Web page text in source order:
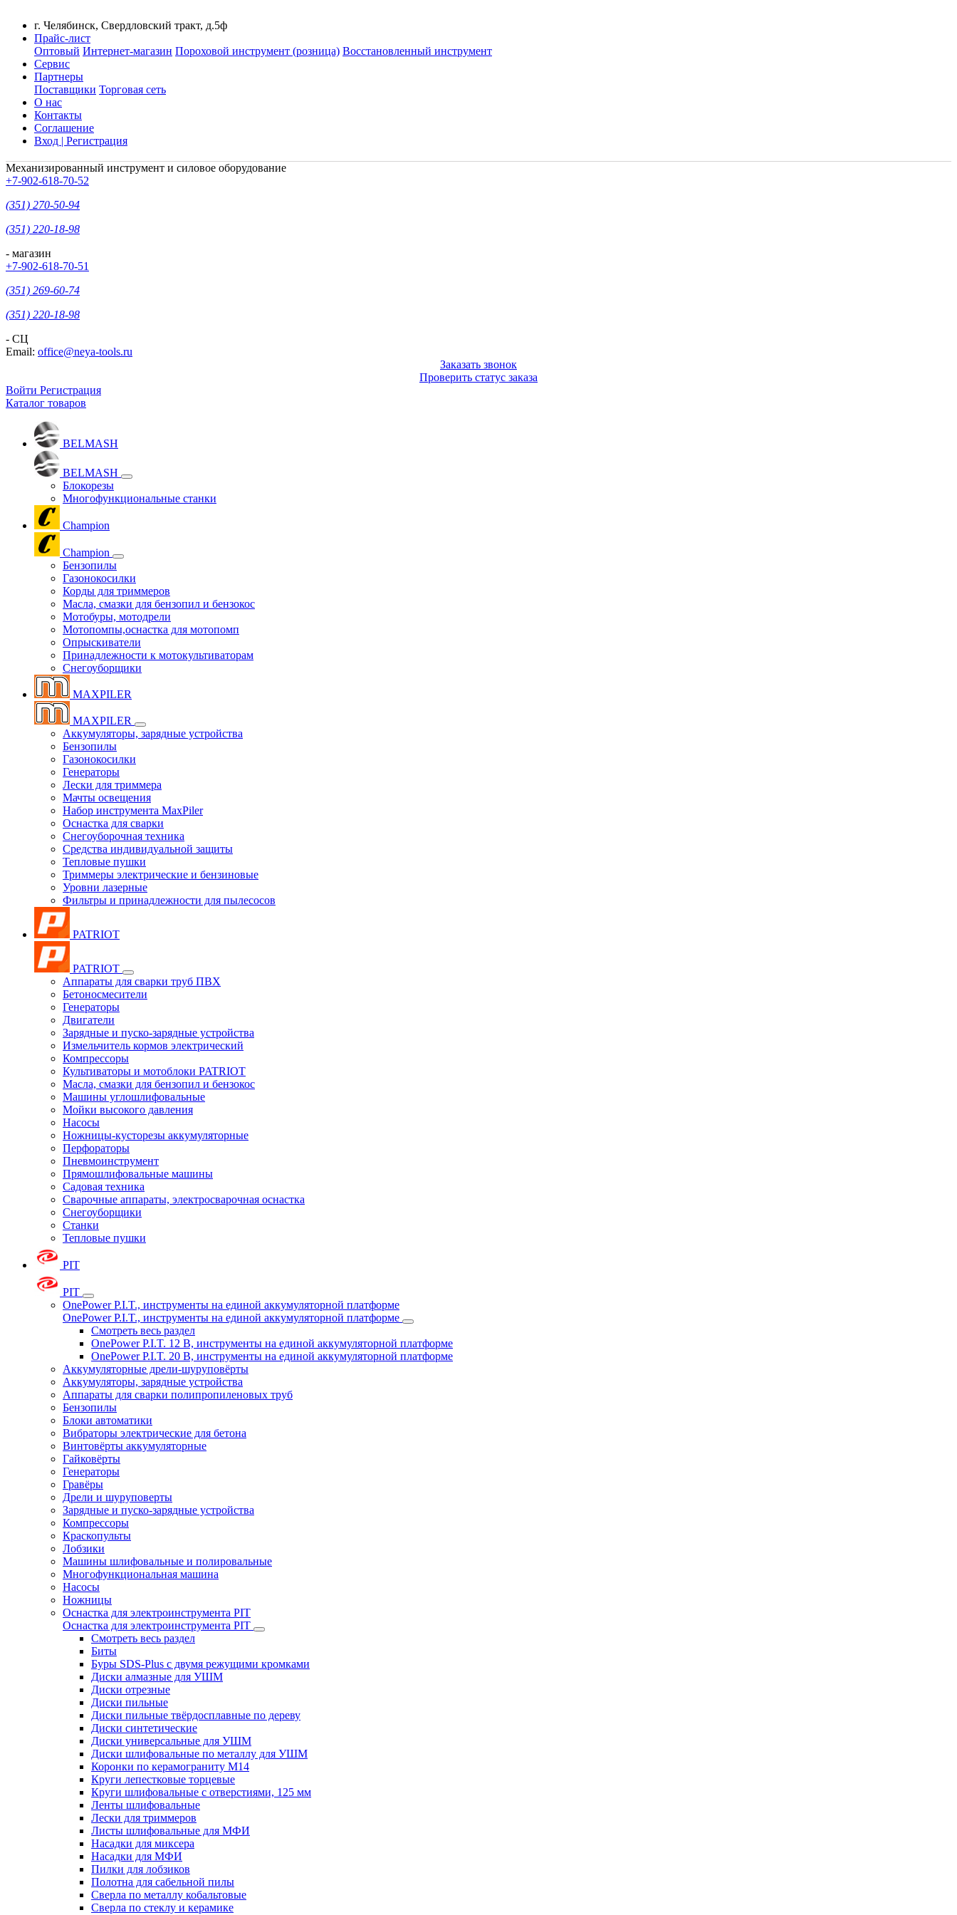
г. Челябинск, Свердловский тракт, д.5ф
Прайс-лист
Оптовый Интернет-магазин Пороховой инструмент (розница) Восстановленный инструмент
Сервис
Партнеры
Поставщики Торговая сеть
О нас
Контакты
Соглашение
Вход | Регистрация
Механизированный инструмент и силовое оборудование
+7-902-618-70-52
(351) 270-50-94
(351) 220-18-98
- магазин
+7-902-618-70-51
(351) 269-60-74
(351) 220-18-98
- СЦ
Email: office@neya-tools.ru
Заказать звонок
Проверить статус заказа
Войти Регистрация
Каталог товаров
BELMASH
BELMASH
Блокорезы
Многофункциональные станки
Champion
Champion
Бензопилы
Газонокосилки
Корды для триммеров
Масла, смазки для бензопил и бензокос
Мотобуры, мотодрели
Мотопомпы,оснастка для мотопомп
Опрыскиватели
Принадлежности к мотокультиваторам
Снегоуборщики
MAXPILER
MAXPILER
Аккумуляторы, зарядные устройства
Бензопилы
Газонокосилки
Генераторы
Лески для триммера
Мачты освещения
Набор инструмента MaxPiler
Оснастка для сварки
Снегоуборочная техника
Средства индивидуальной защиты
Тепловые пушки
Триммеры электрические и бензиновые
Уровни лазерные
Фильтры и принадлежности для пылесосов
PATRIOT
PATRIOT
Аппараты для сварки труб ПВХ
Бетоносмесители
Генераторы
Двигатели
Зарядные и пуско-зарядные устройства
Измельчитель кормов электрический
Компрессоры
Культиваторы и мотоблоки PATRIOT
Масла, смазки для бензопил и бензокос
Машины углошлифовальные
Мойки высокого давления
Насосы
Ножницы-кусторезы аккумуляторные
Перфораторы
Пневмоинструмент
Прямошлифовальные машины
Садовая техника
Сварочные аппараты, электросварочная оснастка
Снегоуборщики
Станки
Тепловые пушки
PIT
PIT
OnePower P.I.T., инструменты на единой аккумуляторной платформе
OnePower P.I.T., инструменты на единой аккумуляторной платформе
Смотреть весь раздел
OnePower P.I.T. 12 В, инструменты на единой аккумуляторной платформе
OnePower P.I.T. 20 В, инструменты на единой аккумуляторной платформе
Аккумуляторные дрели-шуруповёрты
Аккумуляторы, зарядные устройства
Аппараты для сварки полипропиленовых труб
Бензопилы
Блоки автоматики
Вибраторы электрические для бетона
Винтовёрты аккумуляторные
Гайковёрты
Генераторы
Гравёры
Дрели и шуруповерты
Зарядные и пуско-зарядные устройства
Компрессоры
Краскопульты
Лобзики
Машины шлифовальные и полировальные
Многофункциональная машина
Насосы
Ножницы
Оснастка для электроинструмента PIT
Оснастка для электроинструмента PIT
Смотреть весь раздел
Биты
Буры SDS-Plus c двумя режущими кромками
Диски алмазные для УШМ
Диски отрезные
Диски пильные
Диски пильные твёрдосплавные по дереву
Диски синтетические
Диски универсальные для УШМ
Диски шлифовальные по металлу для УШМ
Коронки по керамограниту M14
Круги лепестковые торцевые
Круги шлифовальные с отверстиями, 125 мм
Ленты шлифовальные
Лески для триммеров
Листы шлифовальные для МФИ
Насадки для миксера
Насадки для МФИ
Пилки для лобзиков
Полотна для сабельной пилы
Сверла по металлу кобальтовые
Сверла по стеклу и керамике